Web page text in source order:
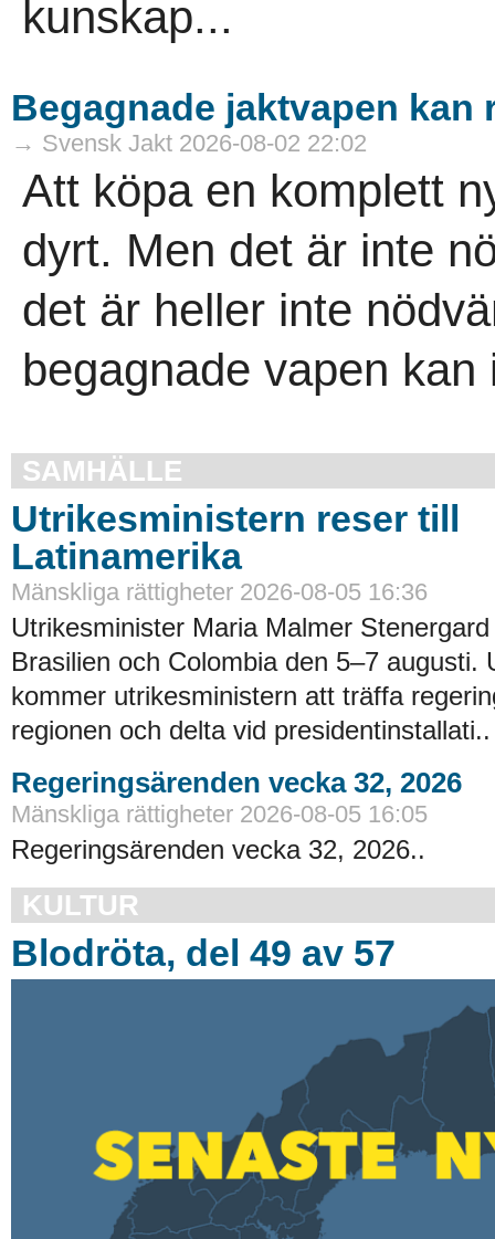
kunskap...
Begagnade jaktvapen kan
→ Svensk Jakt 2026-08-02 22:02
Att köpa en komplett
dyrt. Men det är inte
det är heller inte
­begagnade vapen
SAMHÄLLE
Utrikesministern reser till
Latinamerika
Mänskliga rättigheter 2026-08-05 16:36
Utrikesminister Maria Malmer
Brasilien och Colombia den 5–7 augusti.
kommer utrikesministern att träffa
regionen och delta vid presidentinstallati..
Regeringsärenden vecka 32, 2026
Mänskliga rättigheter 2026-08-05 16:05
Regeringsärenden vecka 32, 2026..
KULTUR
Blodröta, del 49 av 57